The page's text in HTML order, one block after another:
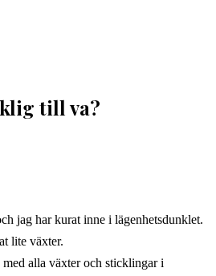
till va?
jag har kurat inne i lägenhetsdunklet.
lite växter.
alla växter och sticklingar i